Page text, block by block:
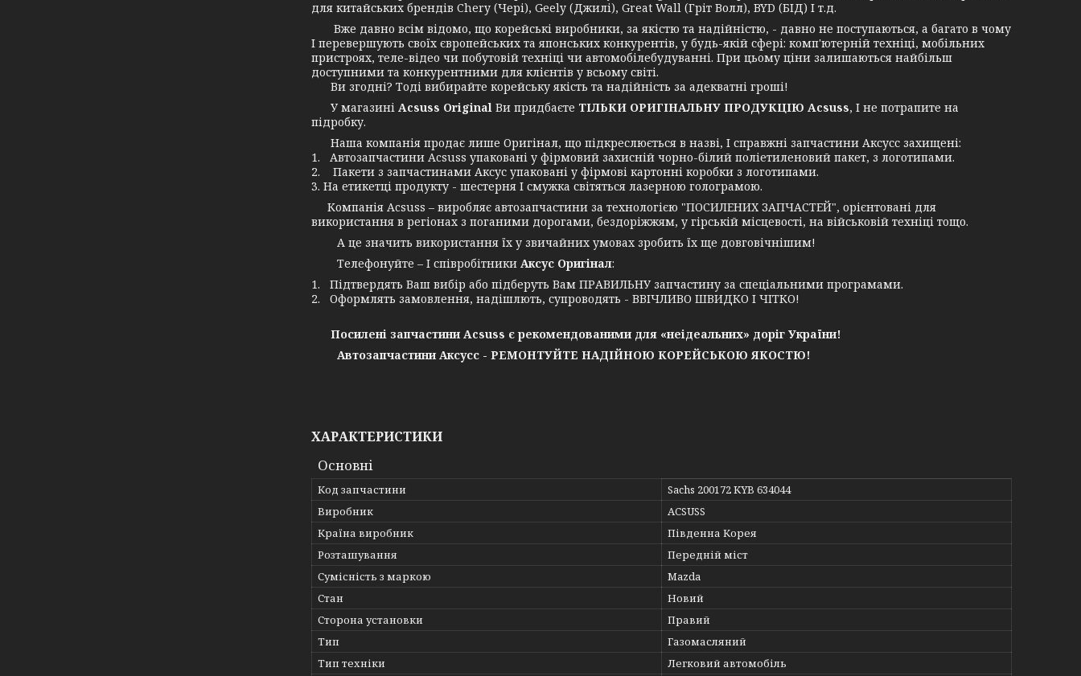
для китайських брендів Chery (Чері), Geely (Джилі), Great Wall (Гріт Волл), BYD (БІД) І т.д.
Вже давно всім відомо, що корейські виробники, за якістю та надійністю, - давно не поступаються, а багато в чому
І перевершують своїх європейських та японських конкурентів, у будь-якій сфері: комп'ютерній техніці, мобільних
пристроях, теле-відео чи побутовій техніці чи автомобілебудуванні. При цьому ціни залишаються найбільш
доступними та конкурентними для клієнтів у всьому світі.
Ви згодні? Тоді вибирайте корейську якість та надійність за адекватні гроші!
У магазині Acsuss Original Ви придбаєте ТІЛЬКИ ОРИГІНАЛЬНУ ПРОДУКЦІЮ Acsuss, І не потрапите на
підробку.
Наша компанія продає лише Оригінал, що підкреслюється в назві, І справжні запчастини Аксусс захищені:
1. Автозапчастини Acsuss упаковані у фірмовий захисній чорно-білий поліетиленовий пакет, з логотипами.
2. Пакети з запчастинами Аксус упаковані у фірмові картонні коробки з логотипами.
3. На етикетці продукту - шестерня І смужка світяться лазерною голограмою.
Компанія Acsuss – виробляє автозапчастини за технологією "ПОСИЛЕНИХ ЗАПЧАСТЕЙ", орієнтовані для
використання в регіонах з поганими дорогами, бездоріжжям, у гірській місцевості, на військовій техніці тощо.
А це значить використання їх у звичайних умовах зробить їх ще довговічнішим!
Телефонуйте – І співробітники Аксус Оригінал:
1. Підтвердять Ваш вибір або підберуть Вам ПРАВИЛЬНУ запчастину за спеціальними програмами.
2. Оформлять замовлення, надішлють, супроводять - ВВІЧЛИВО ШВИДКО І ЧІТКО!
Посилені запчастини Acsuss є рекомендованими для «неідеальних» доріг України!
Автозапчастини Аксусс - РЕМОНТУЙТЕ НАДІЙНОЮ КОРЕЙСЬКОЮ ЯКОСТЮ!
ХАРАКТЕРИСТИКИ
Основні
Код запчастини
Sachs 200172 KYB 634044
Виробник
ACSUSS
Країна виробник
Південна Корея
Розташування
Передній міст
Сумісність з маркою
Mazda
Стан
Новий
Сторона установки
Правий
Тип
Газомасляний
Тип техніки
Легковий автомобіль